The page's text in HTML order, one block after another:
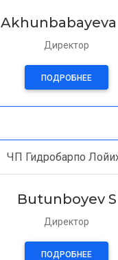
Akhunbabayeva
Директор
ПОДРОБНЕЕ
ЧП Гидробарпо
Butunboyev S
Директор
ПОДРОБНЕЕ